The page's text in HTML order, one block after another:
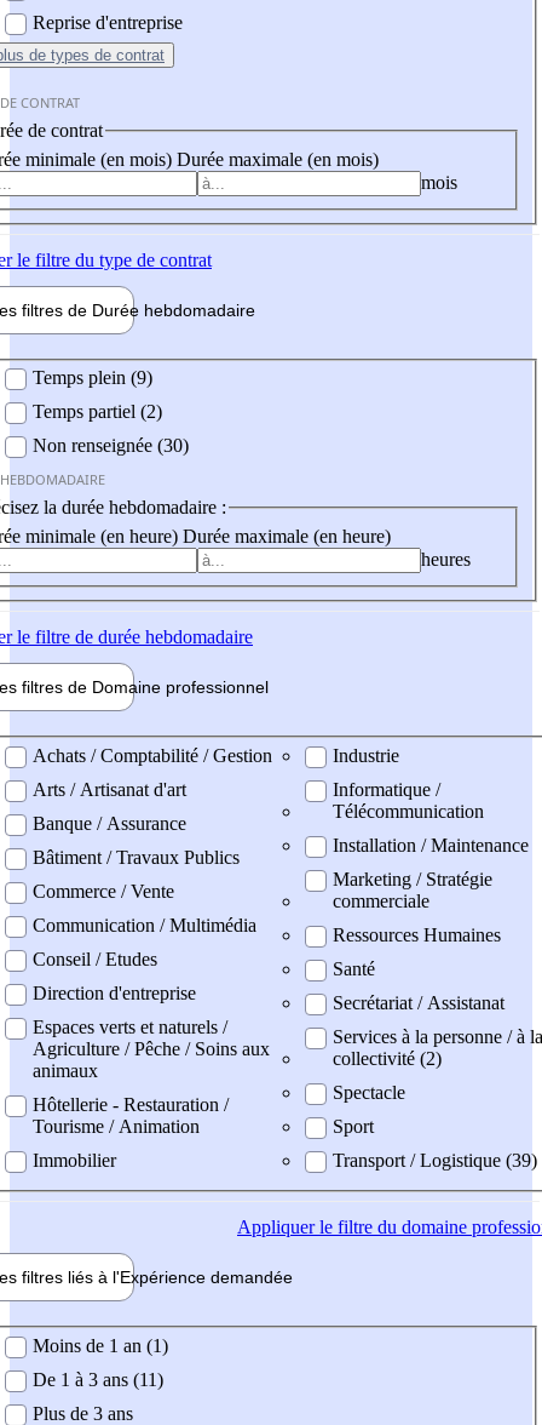
Reprise d'entreprise
de types de contrat
CONTRAT
de contrat
minimale (en mois) Durée maximale (en mois)
mois
le filtre du type de contrat
filtres de Durée hebdomadaire
Temps plein (9)
Temps partiel (2)
Non renseignée (30)
la durée hebdomadaire :
minimale (en heure) Durée maximale (en heure)
heures
le filtre de durée hebdomadaire
filtres de Domaine professionnel
professionel
Achats / Comptabilité / Gestion
Arts / Artisanat d'art
Banque / Assurance
Bâtiment / Travaux Publics
Commerce / Vente
Communication / Multimédia
Conseil / Etudes
Direction d'entreprise
Espaces verts et naturels /
Agriculture / Pêche / Soins aux
animaux
Hôtellerie - Restauration /
Tourisme / Animation
Immobilier
Industrie
Informatique /
Télécommunication
Installation / Maintenance
Marketing / Stratégie
commerciale
Ressources Humaines
Santé
Secrétariat / Assistanat
Services à la personne / à la
collectivité (2)
Spectacle
Sport
Transport / Logistique (39)
Appliquerle filtre du domaine
filtres liés à l'Expérience demandée
demandée
Moins de 1 an (1)
De 1 à 3 ans (11)
Plus de 3 ans